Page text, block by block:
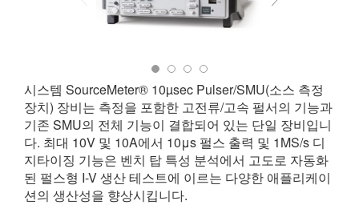
繁體中文
시스템 SourceMeter® 10µsec Pulser/SMU(소스 측정
장치) 장비는 측정을 포함한 고전류/고속 펄서의 기능과
기존 SMU의 전체 기능이 결합되어 있는 단일 장비입니
다. 최대 10V 및 10A에서 10μs 펄스 출력 및 1MS/s 디
지타이징 기능은 벤치 탑 특성 분석에서 고도로 자동화
된 펄스형 I-V 생산 테스트에 이르는 다양한 애플리케이
션의 생산성을 향상시킵니다.